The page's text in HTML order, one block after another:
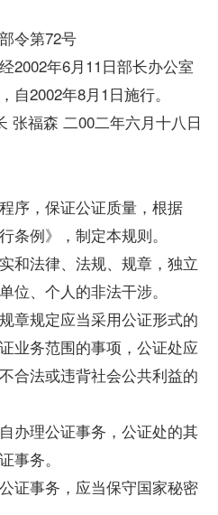
令第72号
年6月11日部长办公室
2002年8月1日施行。
福森 二00二年六月十八日
，保证公证质量，根据
条例》，制定本规则。
法律、法规、规章，独立
位、个人的非法干涉。
规定应当采用公证形式的
业务范围的事项，公证处应
合法或违背社会公共利益的
理公证事务，公证处的其
事务。
事务，应当保守国家秘密